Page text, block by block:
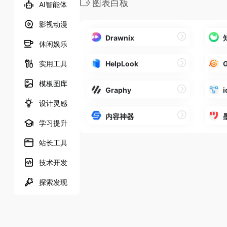
AI智能体
影视动漫
休闲娱乐
实用工具
模板图库
设计灵感
学习提升
站长工具
技术开发
探索发现
图表白板
Drawnix
HelpLook
Graphy
内容神器